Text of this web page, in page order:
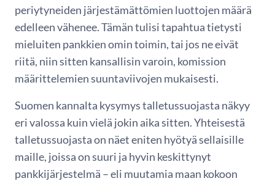
periytyneiden järjestämättömien luottojen määrä
edelleen vähenee. Tämän tulisi tapahtua tietysti
mieluiten pankkien omin toimin, tai jos ne eivät
riitä, niin sitten kansallisin varoin, komission
määrittelemien suuntaviivojen mukaisesti.
Suomen kannalta kysymys talletussuojasta näkyy
eri valossa kuin vielä jokin aika sitten. Yhteisestä
talletussuojasta on näet eniten hyötyä sellaisille
maille, joissa on suuri ja hyvin keskittynyt
pankkijärjestelmä – eli muutamia maan kokoon